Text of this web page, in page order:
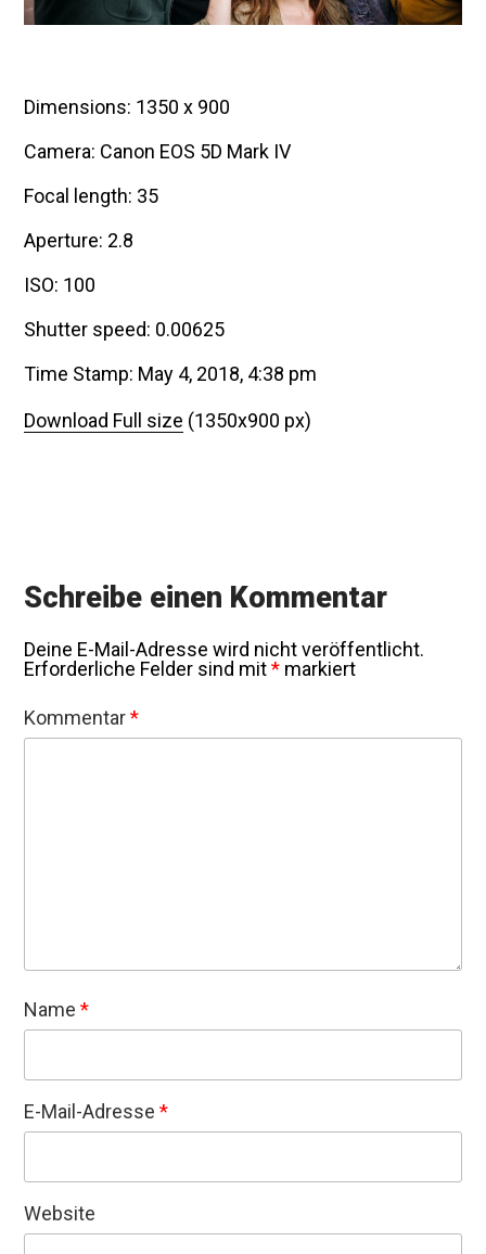
Dimensions: 1350 x 900
Camera: Canon EOS 5D Mark IV
Focal length: 35
Aperture: 2.8
ISO: 100
Shutter speed: 0.00625
Time Stamp: May 4, 2018, 4:38 pm
Download Full size (1350x900 px)
Schreibe einen Kommentar
Deine E-Mail-Adresse wird nicht veröffentlicht.
Erforderliche Felder sind mit* markiert
Kommentar*
Name*
E-Mail-Adresse*
Website